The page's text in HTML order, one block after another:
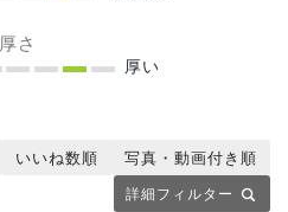
厚さ
厚い
詳細フィルター
いいね数順 写真・動画付き順